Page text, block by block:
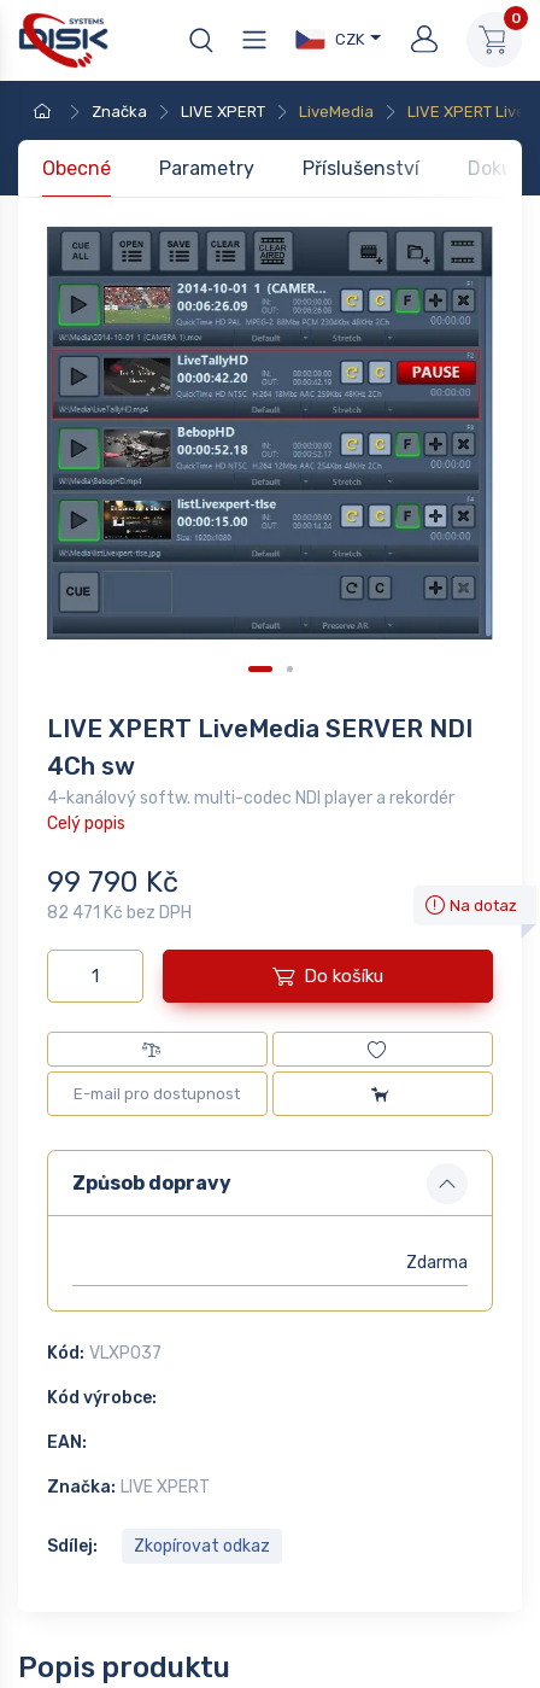
CZK
0
Značka LIVE XPERT LiveMedia LIVE XPERT
Obecné Parametry Příslušenství
LIVE XPERT LiveMedia SERVER NDI
4Ch sw
4-kanálový softw. multi-codec NDI player a rekordér
Celý popis
99 790 Kč
82 471 Kč bez DPH Na dotaz
Do košíku
Způsob dopravy
Zdarma
Kód: VLXP037
Kód výrobce:
EAN:
Značka: LIVE XPERT
Sdílej: Zkopírovat odkaz
Popis produktu